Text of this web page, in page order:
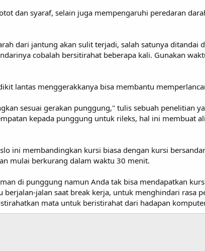
dan syaraf, selain juga mempengaruhi peredaran
dari jantung akan sulit terjadi, salah satunya ditandai
cobalah bersitirahat beberapa kali. Gunakan
lantas menggerakkanya bisa membantu
sesuai gerakan punggung," tulis sebuah penelitian
kepada punggung untuk rileks, hal ini membuat
ini membandingkan kursi biasa dengan kursi
mulai berkurang dalam waktu 30 menit.
di punggung namun Anda tak bisa mendapatkan
jalan saat break kerja, untuk menghindari rasa
mata untuk beristirahat dari hadapan